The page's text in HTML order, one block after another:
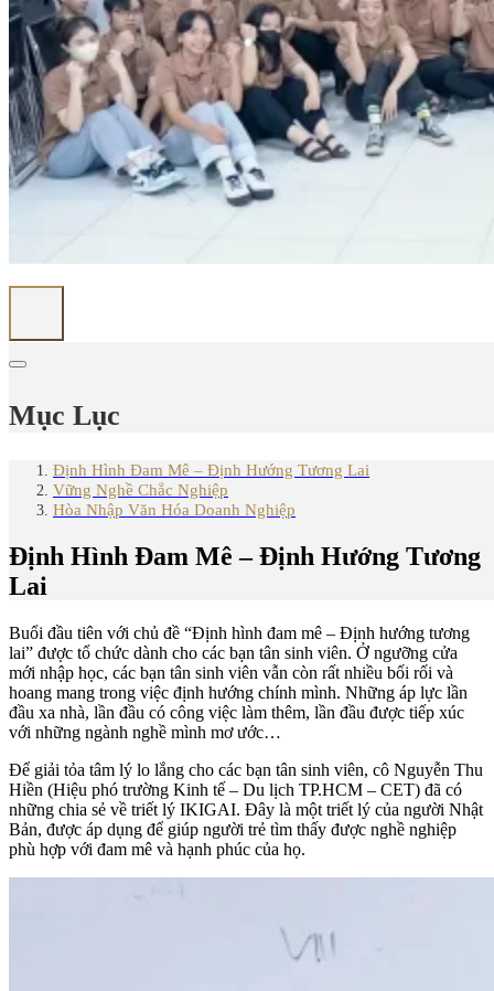
Mục Lục
Định Hình Đam Mê – Định Hướng Tương Lai
Vững Nghề Chắc Nghiệp
Hòa Nhập Văn Hóa Doanh Nghiệp
Định Hình Đam Mê – Định Hướng Tương
Lai
Buổi đầu tiên với chủ đề “Định hình đam mê – Định hướng tương
lai” được tổ chức dành cho các bạn tân sinh viên. Ở ngưỡng cửa
mới nhập học, các bạn tân sinh viên vẫn còn rất nhiều bối rối và
hoang mang trong việc định hướng chính mình. Những áp lực lần
đầu xa nhà, lần đầu có công việc làm thêm, lần đầu được tiếp xúc
với những ngành nghề mình mơ ước…
Để giải tỏa tâm lý lo lắng cho các bạn tân sinh viên, cô Nguyễn Thu
Hiền (Hiệu phó trường Kinh tế – Du lịch TP.HCM – CET) đã có
những chia sẻ về triết lý IKIGAI. Đây là một triết lý của người Nhật
Bản, được áp dụng để giúp người trẻ tìm thấy được nghề nghiệp
phù hợp với đam mê và hạnh phúc của họ.